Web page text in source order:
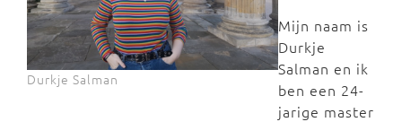
Durkje Salman
Mijn naam is
Durkje
Salman en ik
ben een 24-
jarige master